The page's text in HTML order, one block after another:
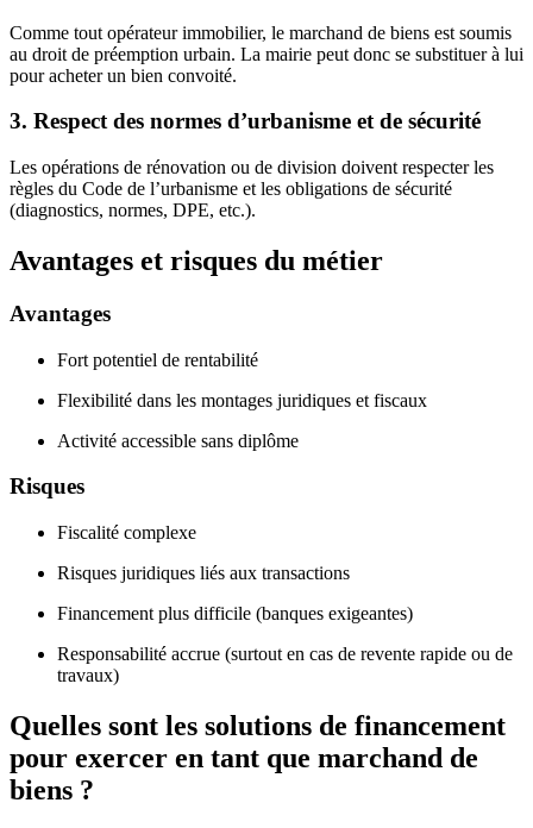
Comme tout opérateur immobilier, le marchand de biens est soumis
au droit de préemption urbain. La mairie peut donc se substituer à lui
pour acheter un bien convoité.
3. Respect des normes d’urbanisme et de sécurité
Les opérations de rénovation ou de division doivent respecter les
règles du Code de l’urbanisme et les obligations de sécurité
(diagnostics, normes, DPE, etc.).
Avantages et risques du métier
Avantages
Fort potentiel de rentabilité
Flexibilité dans les montages juridiques et fiscaux
Activité accessible sans diplôme
Risques
Fiscalité complexe
Risques juridiques liés aux transactions
Financement plus difficile (banques exigeantes)
Responsabilité accrue (surtout en cas de revente rapide ou de
travaux)
Quelles sont les solutions de financement
pour exercer en tant que marchand de
biens ?